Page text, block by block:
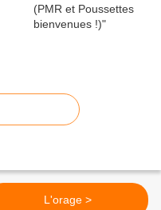
L'orage >